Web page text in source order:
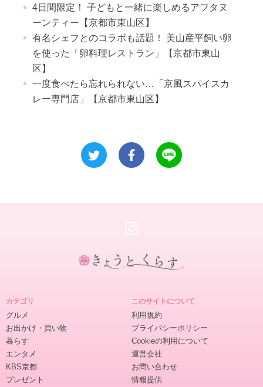
4日間限定！ 子どもと一緒に楽しめるアフタヌ
ーンティー【京都市東山区】
有名シェフとのコラボも話題！ 美山産平飼い卵
を使った「卵料理レストラン」【京都市東山
区】
一度食べたら忘れられない…「京風スパイスカ
レー専門店」【京都市東山区】
カテゴリ
グルメ
お出かけ・買い物
暮らす
エンタメ
KBS京都
プレゼント
このサイトについて
利用規約
プライバシーポリシー
Cookieの利用について
運営会社
お問い合わせ
情報提供